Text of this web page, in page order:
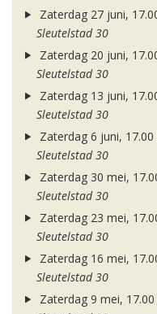
Zaterdag 27 juni,
Sleutelstad 30
Zaterdag 20 juni,
Sleutelstad 30
Zaterdag 13 juni,
Sleutelstad 30
Zaterdag 6 juni, 17.00
Sleutelstad 30
Zaterdag 30 mei,
Sleutelstad 30
Zaterdag 23 mei,
Sleutelstad 30
Zaterdag 16 mei,
Sleutelstad 30
Zaterdag 9 mei,